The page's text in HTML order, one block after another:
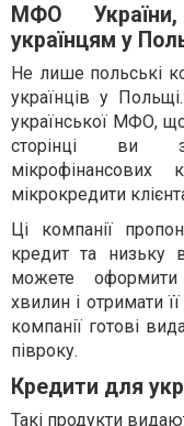
МФО
українцям у
Не лише польські
українців у
української МФО,
сторінці ви
мікрофінансових
мікрокредити
Ці компанії
кредит та низьку
можете оформити
хвилин і отримати
компанії готові
півроку.
Кредити для
Такі продукти